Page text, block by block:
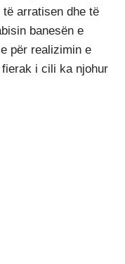
arratisen dhe të
banesën e
për realizimin e
i cili ka njohur